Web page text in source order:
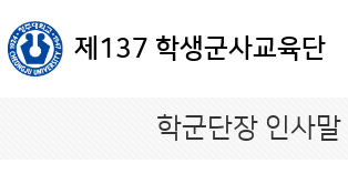
제137 학생군사교육단
학군단장 인사말